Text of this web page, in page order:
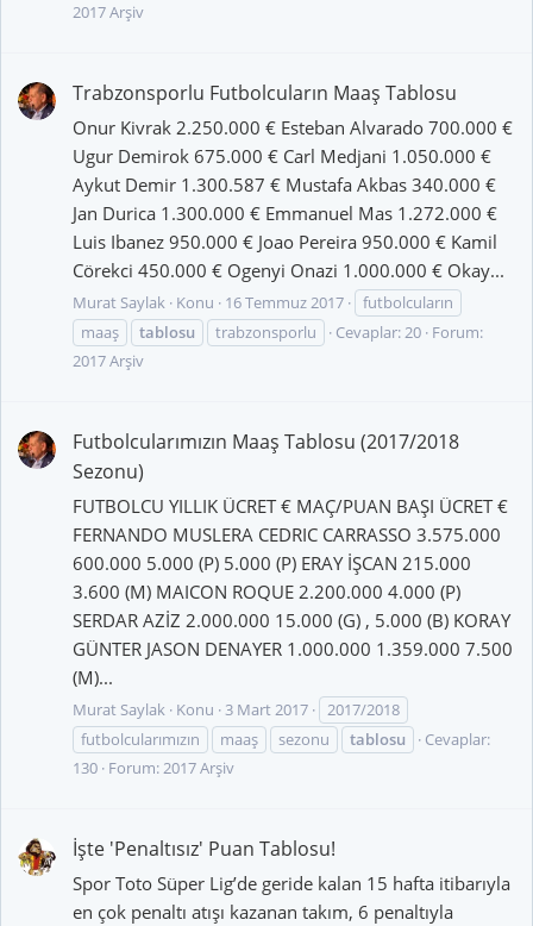
2017 Arşiv
Trabzonsporlu Futbolcuların Maaş Tablosu
Onur Kivrak 2.250.000 € Esteban Alvarado 700.000 €
Ugur Demirok 675.000 € Carl Medjani 1.050.000 €
Aykut Demir 1.300.587 € Mustafa Akbas 340.000 €
Jan Durica 1.300.000 € Emmanuel Mas 1.272.000 €
Luis Ibanez 950.000 € Joao Pereira 950.000 € Kamil
Cörekci 450.000 € Ogenyi Onazi 1.000.000 € Okay...
Murat Saylak Konu 16 Temmuz 2017
futbolcuların
maaş
tablosu trabzonsporlu Cevaplar: 20 Forum:
2017 Arşiv
Futbolcularımızın Maaş Tablosu (2017/2018
Sezonu)
FUTBOLCU YILLIK ÜCRET € MAÇ/PUAN BAŞI ÜCRET €
FERNANDO MUSLERA CEDRIC CARRASSO 3.575.000
600.000 5.000 (P) 5.000 (P) ERAY İŞCAN 215.000
3.600 (M) MAICON ROQUE 2.200.000 4.000 (P)
SERDAR AZİZ 2.000.000 15.000 (G) , 5.000 (B) KORAY
GÜNTER JASON DENAYER 1.000.000 1.359.000 7.500
(M)...
Murat Saylak Konu 3 Mart 2017
2017/2018
futbolcularımızın
maaş sezonu tablosu
Cevaplar:
130 Forum:2017 Arşiv
İşte 'Penaltısız' Puan Tablosu!
Spor Toto Süper Lig’de geride kalan 15 hafta itibarıyla
en çok penaltı atışı kazanan takım, 6 penaltıyla